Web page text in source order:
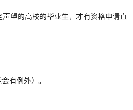
望的高校的毕业生，才有资格申请直
有例外）。